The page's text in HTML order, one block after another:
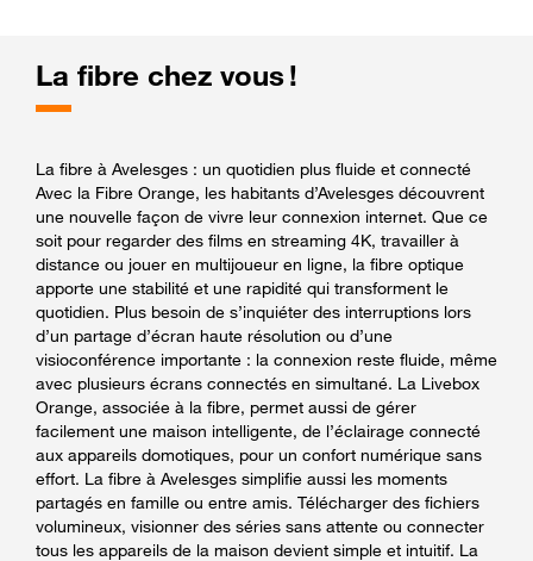
La fibre chez vous !
La fibre à Avelesges : un quotidien plus fluide et connecté
Avec la Fibre Orange, les habitants d’Avelesges découvrent
une nouvelle façon de vivre leur connexion internet. Que ce
soit pour regarder des films en streaming 4K, travailler à
distance ou jouer en multijoueur en ligne, la fibre optique
apporte une stabilité et une rapidité qui transforment le
quotidien. Plus besoin de s’inquiéter des interruptions lors
d’un partage d’écran haute résolution ou d’une
visioconférence importante : la connexion reste fluide, même
avec plusieurs écrans connectés en simultané. La Livebox
Orange, associée à la fibre, permet aussi de gérer
facilement une maison intelligente, de l’éclairage connecté
aux appareils domotiques, pour un confort numérique sans
effort. La fibre à Avelesges simplifie aussi les moments
partagés en famille ou entre amis. Télécharger des fichiers
volumineux, visionner des séries sans attente ou connecter
tous les appareils de la maison devient simple et intuitif. La